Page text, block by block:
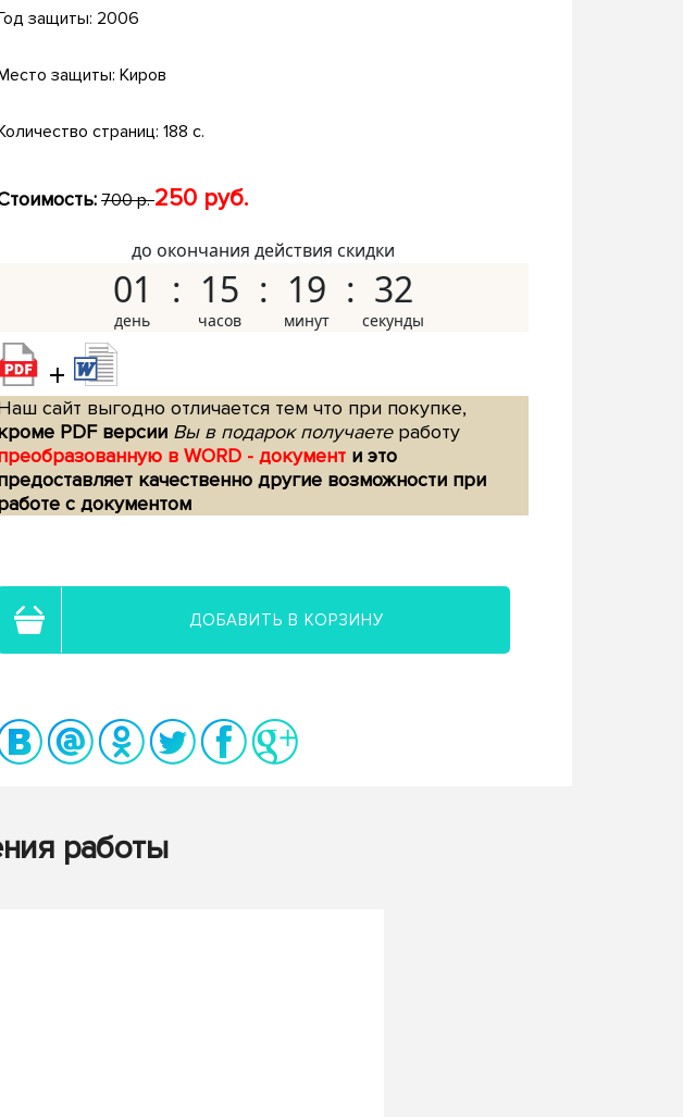
защиты: 2006
защиты: Киров
страниц: 188 с.
700 р.250 руб.
до окончания действия скидки
01 15 19 31
+
сайт выгодно отличается тем что при покупке,
PDF версии Вы в подарок получаетеработу
в WORD - документ и это
качественно другие возможности при
с документом
ДОБАВИТЬ В КОРЗИНУ
работы